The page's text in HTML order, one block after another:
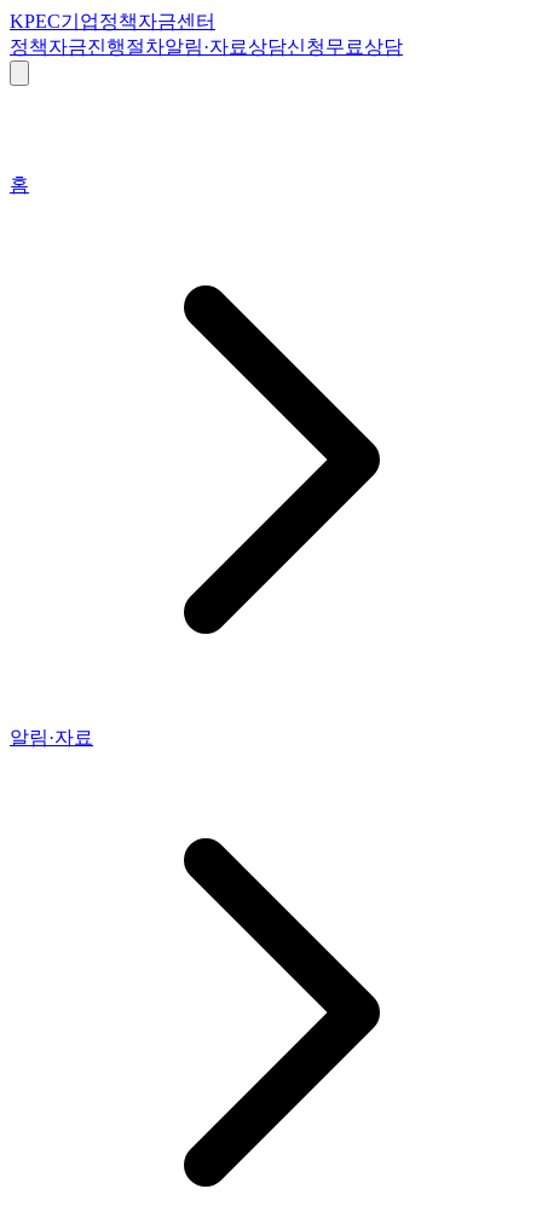
KPEC기업정책자금센터
정책자금진행절차알림·자료상담신청무료상담
홈
알림·자료